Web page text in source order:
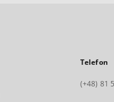
Telefon
(+48) 81